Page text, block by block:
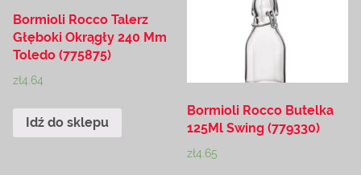
Bormioli Rocco Talerz
Głęboki Okrągły 240 Mm
Toledo (775875)
zł4.64
Idź do sklepu
Bormioli Rocco Butelka
125Ml Swing (779330)
zł4.65